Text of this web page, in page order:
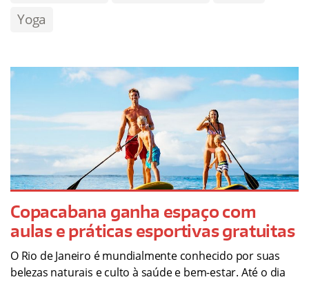
Yoga
Copacabana ganha espaço com
aulas e práticas esportivas gratuitas
O Rio de Janeiro é mundialmente conhecido por suas
belezas naturais e culto à saúde e bem-estar. Até o dia